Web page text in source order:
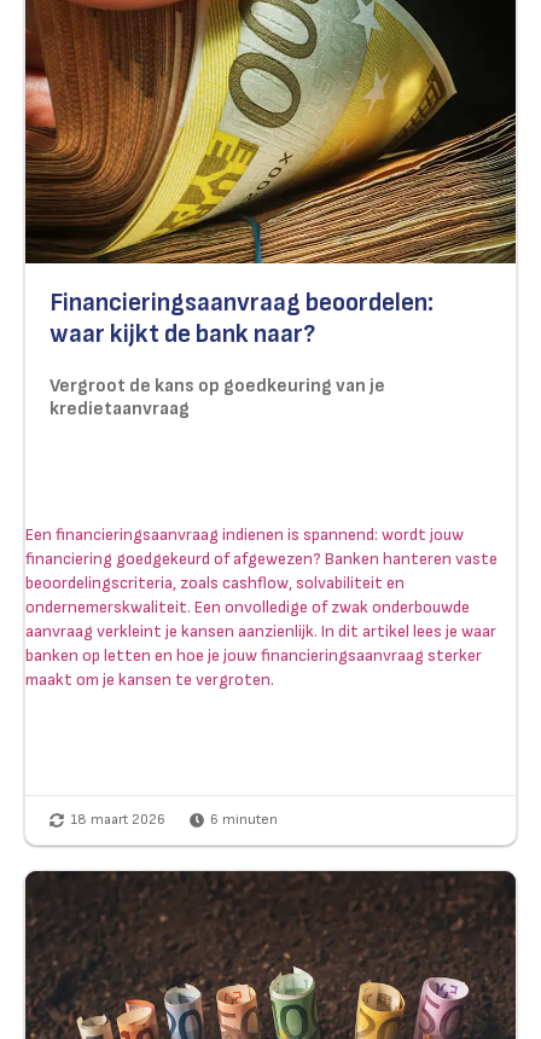
Financieringsaanvraag beoordelen:
waar kijkt de bank naar?
Vergroot de kans op goedkeuring van je
kredietaanvraag
Een financieringsaanvraag indienen is spannend: wordt jouw
financiering goedgekeurd of afgewezen? Banken hanteren vaste
beoordelingscriteria, zoals cashflow, solvabiliteit en
ondernemerskwaliteit. Een onvolledige of zwak onderbouwde
aanvraag verkleint je kansen aanzienlijk. In dit artikel lees je waar
banken op letten en hoe je jouw financieringsaanvraag sterker
maakt om je kansen te vergroten.
18 maart 2026 6 minuten